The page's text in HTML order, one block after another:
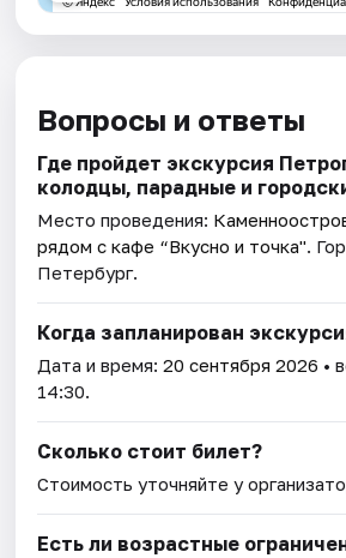
Вопросы и ответы
Где пройдет экскурсия
колодцы, парадные и
Место проведения:
рядом с кафе “Вкусно и точка".
Петербург.
Когда запланирован
Дата и время:20 сентября 2026 •
14:30.
Сколько стоит билет?
Стоимость уточняйте у
Есть ли возрастные